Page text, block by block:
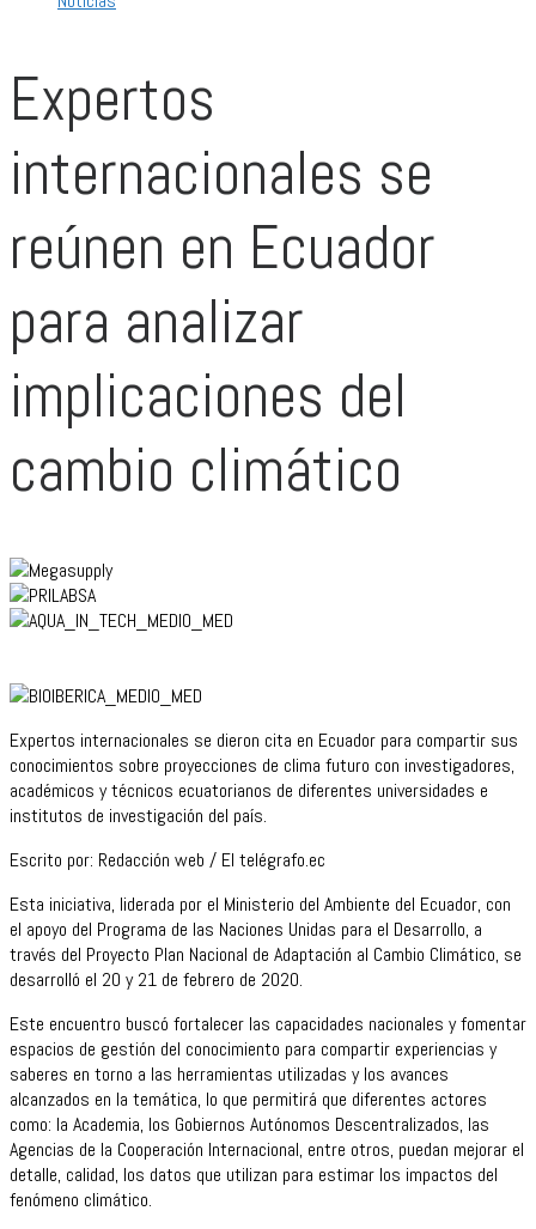
Expertos
internacionales se
reúnen en Ecuador
para analizar
implicaciones del
cambio climático
Expertos internacionales se dieron cita en Ecuador para compartir sus
conocimientos sobre proyecciones de clima futuro con investigadores,
académicos y técnicos ecuatorianos de diferentes universidades e
institutos de investigación del país.
Escrito por: Redacción web / El telégrafo.ec
Esta iniciativa, liderada por el Ministerio del Ambiente del Ecuador, con
el apoyo del Programa de las Naciones Unidas para el Desarrollo, a
través del Proyecto Plan Nacional de Adaptación al Cambio Climático, se
desarrolló el 20 y 21 de febrero de 2020.
Este encuentro buscó fortalecer las capacidades nacionales y fomentar
espacios de gestión del conocimiento para compartir experiencias y
saberes en torno a las herramientas utilizadas y los avances
alcanzados en la temática, lo que permitirá que diferentes actores
como: la Academia, los Gobiernos Autónomos Descentralizados, las
Agencias de la Cooperación Internacional, entre otros, puedan mejorar el
detalle, calidad, los datos que utilizan para estimar los impactos del
fenómeno climático.